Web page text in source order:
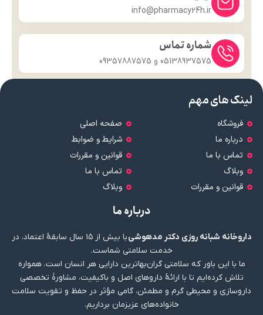
info@pharmacy24h.ir
شماره تماس
05138937575 و 09357887575
لینک های مهم
فروشگاه
درباره ما
تماس با ما
وبلاگ
قوانین و مقررات
صفحه اصلی
شرایط و ضوابط
قوانین و مقررات
تماس با ما
وبلاگ
درباره ما
داروخانه شبانه روزی دکتر مدهوشی
با بیش از ۱۵ سال سابقهٔ اعتماد، در
خدمت سلامتی شماست.
ما با این باور که سلامتی گران‌بهاترین دارایی هر انسان است، همواره
تلاش کرده‌ایم تا با ارائهٔ داروهای اصل و باکیفیت، مشاورهٔ تخصصی
داروسازی و محیطی گرم و مطمئن، گامی مؤثر در حفظ و تقویت سلامت
خانواده‌های عزیزمان برداریم.